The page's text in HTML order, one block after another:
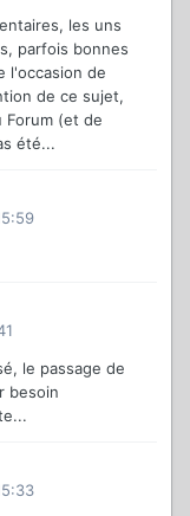
les uns
parfois bonnes
l'occasion de
de ce sujet,
(et de
été...
le passage de
besoin